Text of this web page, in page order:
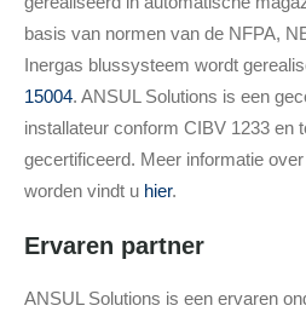
basis van normen van de NFPA,
Inergas blussysteem wordt
15004. ANSUL Solutions is een
installateur conform CIBV 1233 en
gecertificeerd. Meer informatie
worden vindt u hier.
Ervaren partner
ANSUL Solutions is een ervaren